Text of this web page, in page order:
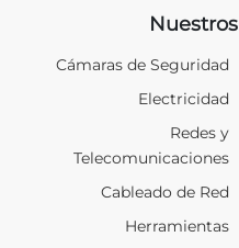
Cámaras de Seguridad
Electricidad
Redes y
Telecomunicaciones
Cableado de Red
Herramientas